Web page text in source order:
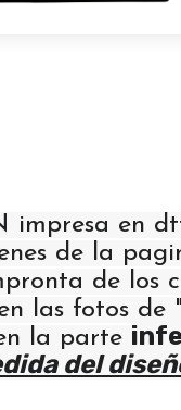
impresa en
de la
de los
las fotos de
la parte
del